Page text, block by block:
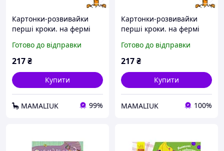
Картонки-розвивайки
перші кроки. на фермі
Готово до відправки
217₴
Купити
🦕 MAMALIUK 99%
Картонки-розвивайки
перші кроки. на фермі
Creative 410023
Готово до відправки
217₴
Купити
MAMALIUK 100%